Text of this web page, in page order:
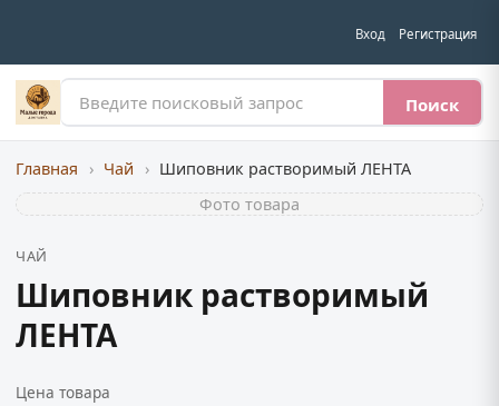
Вход Регистрация
Поиск
Главная › Чай › Шиповник растворимый ЛЕНТА
Фото товара
ЧАЙ
Шиповник растворимый
ЛЕНТА
Цена товара